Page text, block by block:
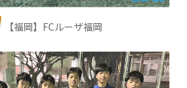
【福岡】FCルーザ福岡